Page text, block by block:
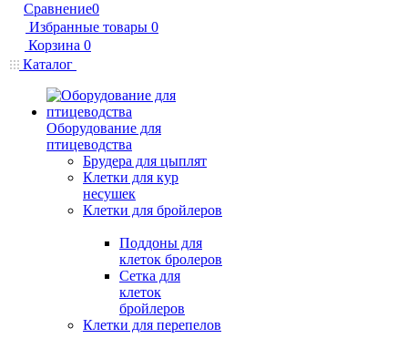
Сравнение0
Избранные товары 0
Корзина 0
Каталог
Оборудование для
птицеводства
Брудера для цыплят
Клетки для кур
несушек
Клетки для бройлеров
Поддоны для
клеток бролеров
Сетка для
клеток
бройлеров
Клетки для перепелов